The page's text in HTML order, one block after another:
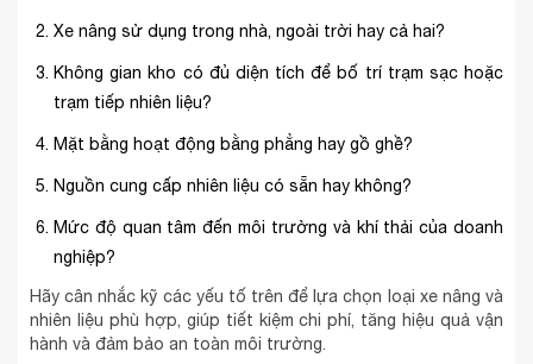
Xe nâng sử dụng trong nhà, ngoài trời hay cả hai?
Không gian kho có đủ diện tích để bố trí trạm sạc hoặc
trạm tiếp nhiên liệu?
Mặt bằng hoạt động bằng phẳng hay gồ ghề?
Nguồn cung cấp nhiên liệu có sẵn hay không?
Mức độ quan tâm đến môi trường và khí thải của doanh
nghiệp?
Hãy cân nhắc kỹ các yếu tố trên để lựa chọn loại xe nâng và
nhiên liệu phù hợp, giúp tiết kiệm chi phí, tăng hiệu quả vận
hành và đảm bảo an toàn môi trường.